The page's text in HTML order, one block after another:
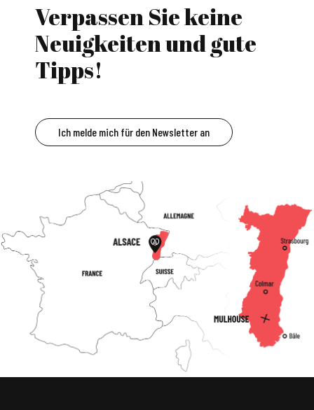
Verpassen Sie keine
Neuigkeiten und gute
Tipps!
Ich melde mich für den Newsletter an